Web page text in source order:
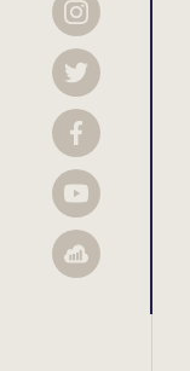
Instagram
Twitter
Facebook
YouTube
Sellsy